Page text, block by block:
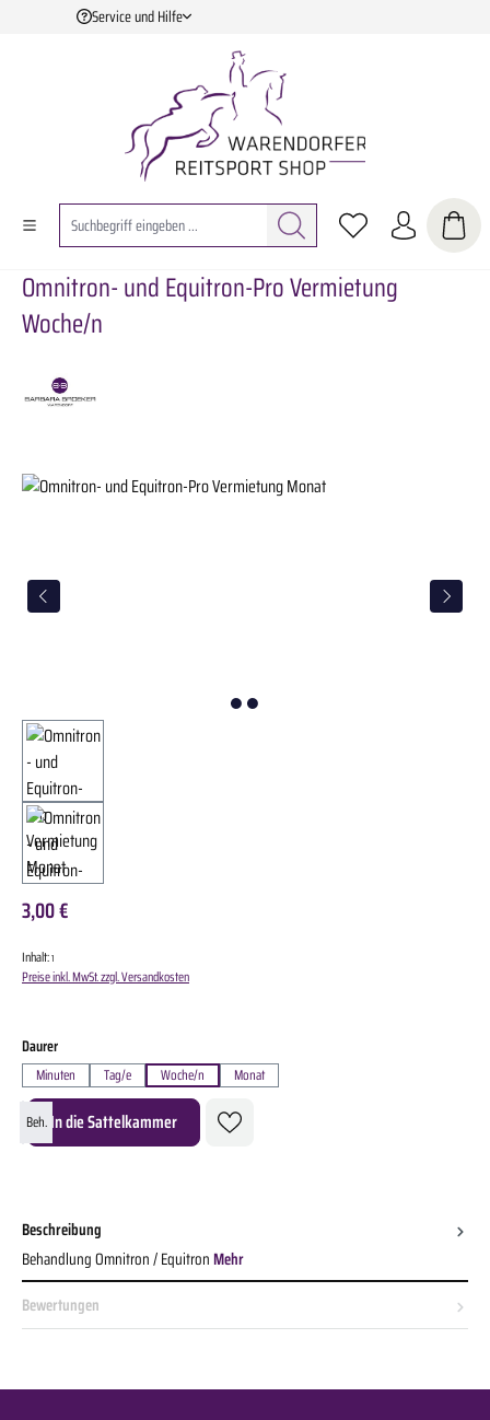
Zum Hauptinhalt springen
Service und Hilfe
Omnitron- und Equitron-Pro Vermietung
Woche/n
Bildergalerie überspringen
3,00 €
Inhalt:1
Preise inkl. MwSt. zzgl. Versandkosten
Daurerauswählen
Minuten Tag/e Woche/n Monat
Produkt Anzahl: Gib den gewünschten Wert ein oder benutze die Schaltflächen um die
Beh. In die Sattelkammer
Beschreibung
Behandlung Omnitron / EquitronMehr
Bewertungen